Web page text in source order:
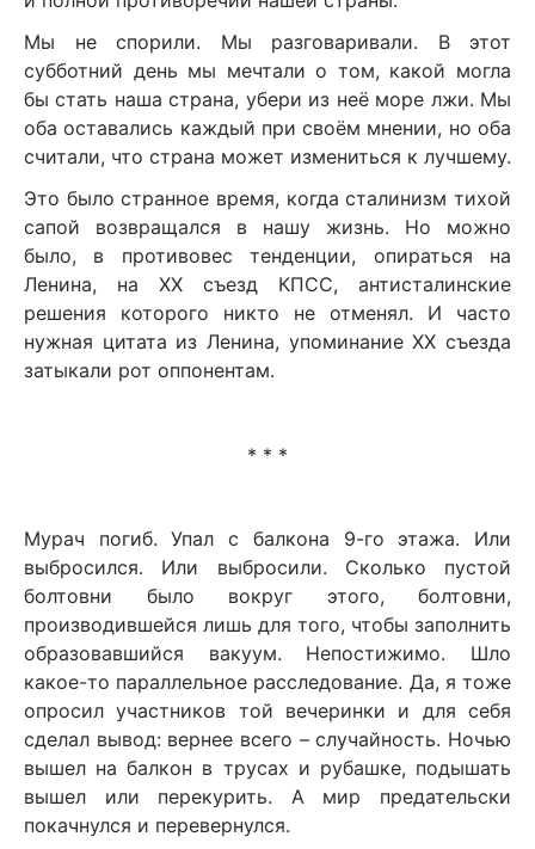
Мы не спорили. Мы разговаривали. В этот
субботний день мы мечтали о том, какой могла
бы стать наша страна, убери из неё море лжи. Мы
оба оставались каждый при своём мнении, но оба
считали, что страна может измениться к лучшему.
Это было странное время, когда сталинизм тихой
сапой возвращался в нашу жизнь. Но можно
было, в противовес тенденции, опираться на
Ленина, на ХХ съезд КПСС, антисталинские
решения которого никто не отменял. И часто
нужная цитата из Ленина, упоминание ХХ съезда
затыкали рот оппонентам.
* * *
Мурач погиб. Упал с балкона 9-го этажа. Или
выбросился. Или выбросили. Сколько пустой
болтовни было вокруг этого, болтовни,
производившейся лишь для того, чтобы заполнить
образовавшийся вакуум. Непостижимо. Шло
какое-то параллельное расследование. Да, я тоже
опросил участников той вечеринки и для себя
сделал вывод: вернее всего – случайность. Ночью
вышел на балкон в трусах и рубашке, подышать
вышел или перекурить. А мир предательски
покачнулся и перевернулся.